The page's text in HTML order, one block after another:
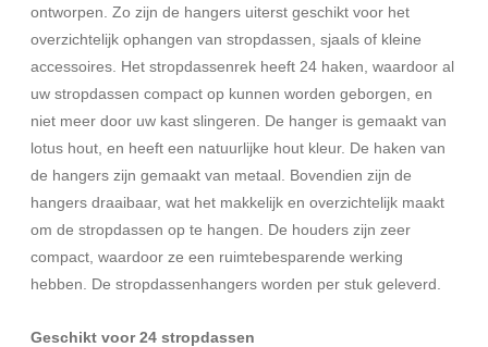
ontworpen. Zo zijn de hangers uiterst geschikt voor het
overzichtelijk ophangen van stropdassen, sjaals of kleine
accessoires. Het stropdassenrek heeft 24 haken, waardoor al
uw stropdassen compact op kunnen worden geborgen, en
niet meer door uw kast slingeren. De hanger is gemaakt van
lotus hout, en heeft een natuurlijke hout kleur. De haken van
de hangers zijn gemaakt van metaal. Bovendien zijn de
hangers draaibaar, wat het makkelijk en overzichtelijk maakt
om de stropdassen op te hangen. De houders zijn zeer
compact, waardoor ze een ruimtebesparende werking
hebben. De stropdassenhangers worden per stuk geleverd.
Geschikt voor 24 stropdassen